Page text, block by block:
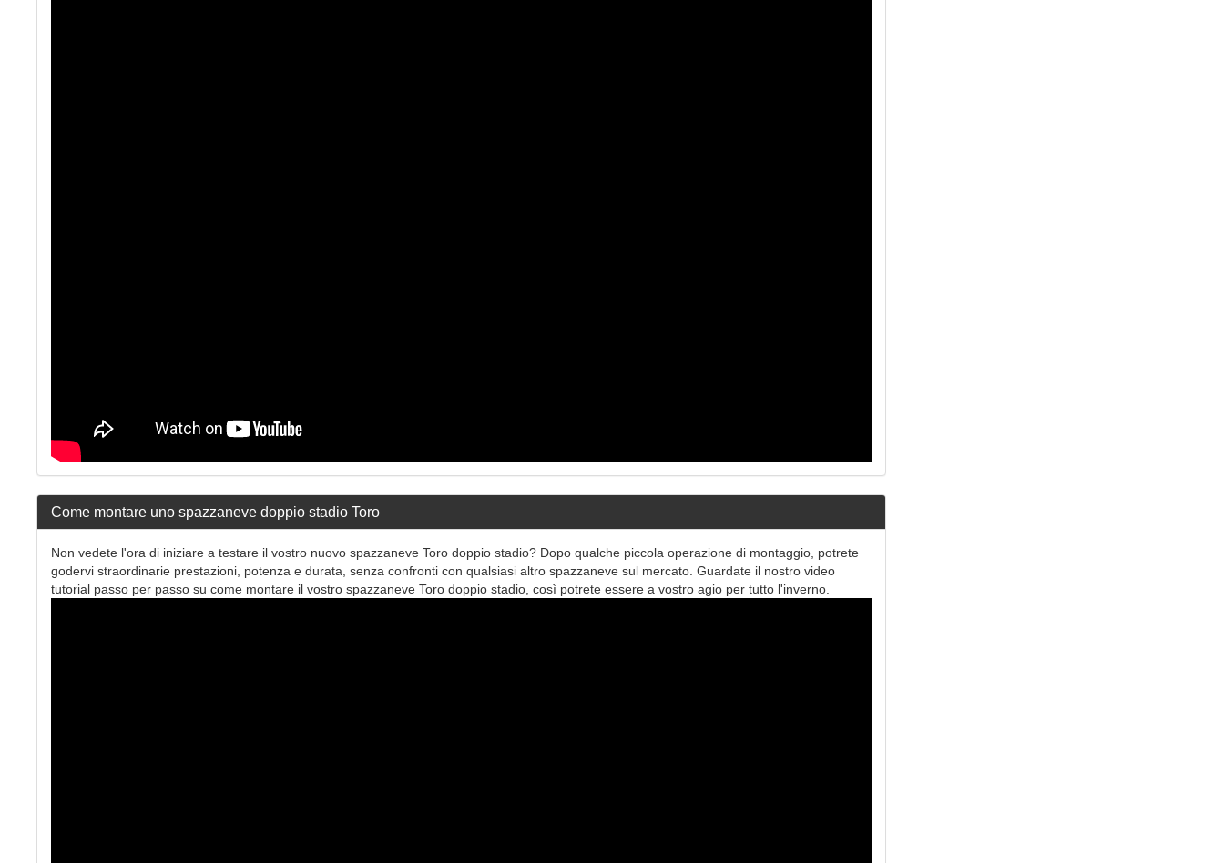
Come montare uno spazzaneve doppio stadio Toro
Non vedete l'ora di iniziare a testare il vostro nuovo spazzaneve Toro doppio stadio? Dopo qualche piccola operazione di montaggio, potrete
godervi straordinarie prestazioni, potenza e durata, senza confronti con qualsiasi altro spazzaneve sul mercato. Guardate il nostro video
tutorial passo per passo su come montare il vostro spazzaneve Toro doppio stadio, così potrete essere a vostro agio per tutto l'inverno.